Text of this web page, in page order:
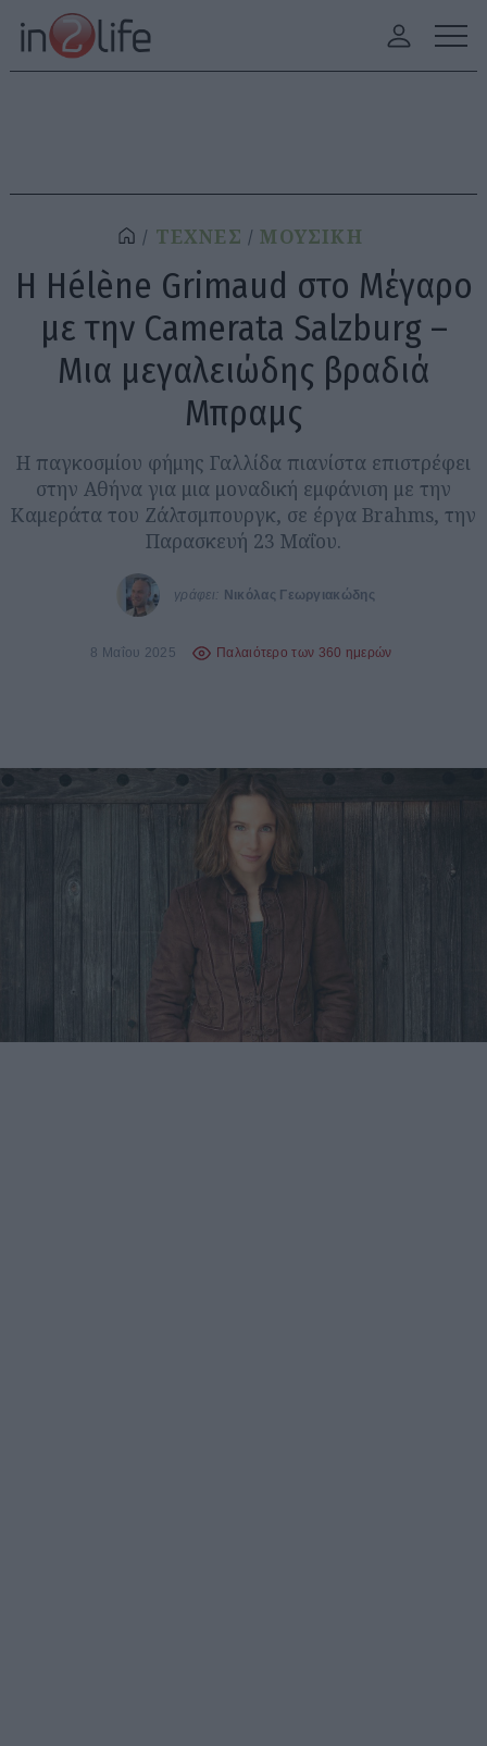
ΤΕΧΝΕΣ ΜΟΥΣΙΚΗ
Η Hélène Grimaud στο Μέγαρο
με την Camerata Salzburg –
Μια μεγαλειώδης βραδιά
Μπραμς
Η παγκοσμίου φήμης Γαλλίδα πιανίστα επιστρέφει
στην Αθήνα για μια μοναδική εμφάνιση με την
Καμεράτα του Ζάλτσμπουργκ, σε έργα Brahms, την
Παρασκευή 23 Μαΐου.
γράφει: Νικόλας Γεωργιακώδης
8 Μαΐου 2025 Παλαιότερο των 360 ημερών